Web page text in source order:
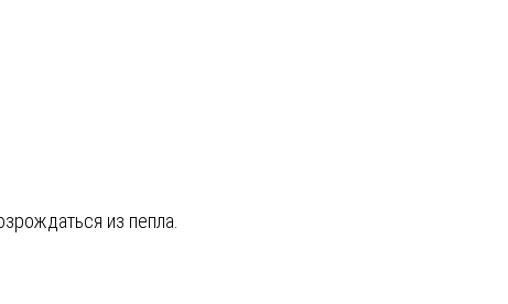
из пепла.